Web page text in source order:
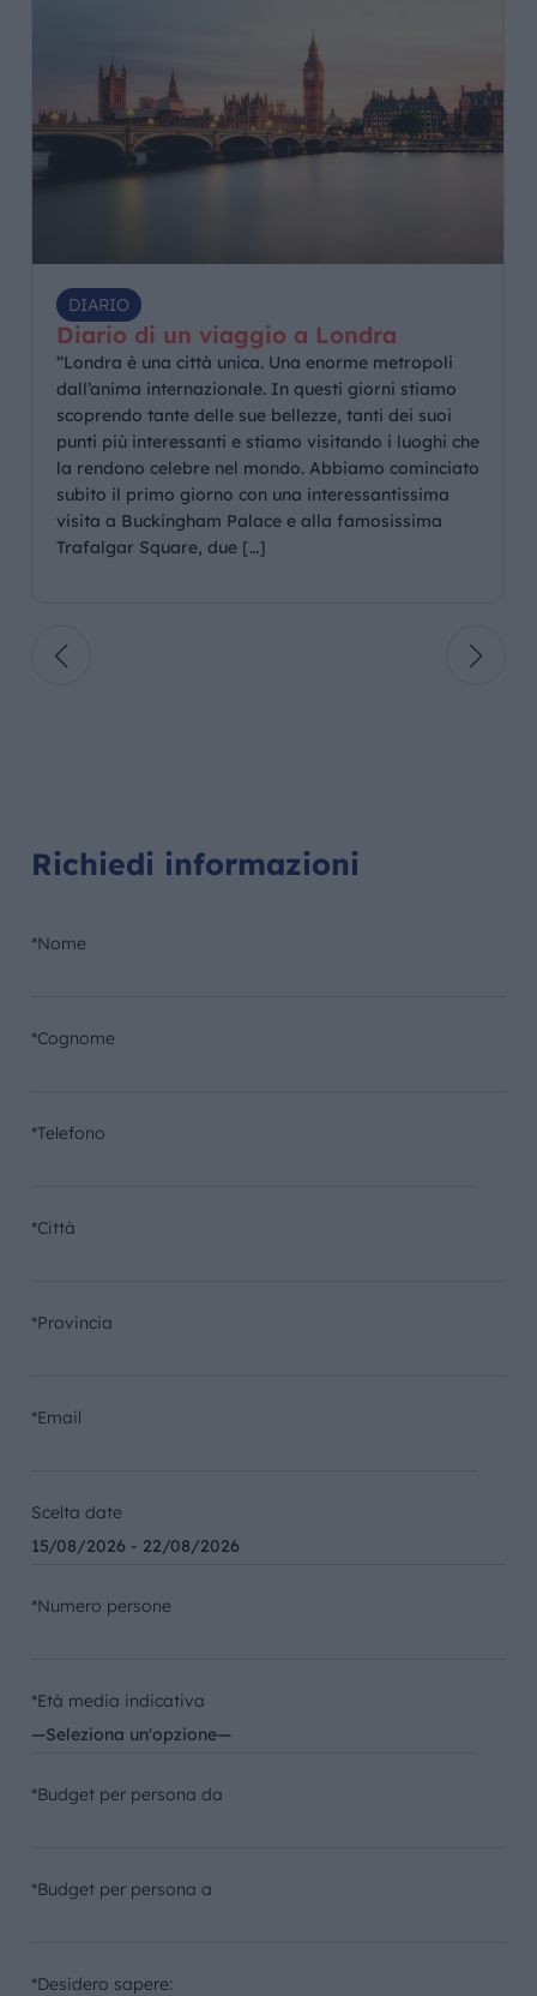
DIARIO
Diario di un viaggio a Londra
“Londra è una città unica. Una enorme metropoli
dall’anima internazionale. In questi giorni stiamo
scoprendo tante delle sue bellezze, tanti dei suoi
punti più interessanti e stiamo visitando i luoghi che
la rendono celebre nel mondo. Abbiamo cominciato
subito il primo giorno con una interessantissima
visita a Buckingham Palace e alla famosissima
Trafalgar Square, due […]
Richiedi informazioni
*Nome
*Cognome
*Telefono
*Città
*Provincia
*Email
Scelta date
*Numero persone
*Età media indicativa
*Budget per persona da
*Budget per persona a
*Desidero sapere: